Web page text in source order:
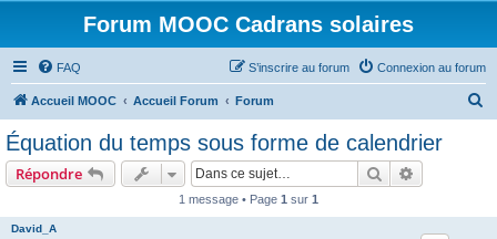
Forum MOOC Cadrans solaires
FAQ Connexion au forum
S’inscrire au forum
Accueil MOOC Accueil Forum Forum
Équation du temps sous forme de calendrier
Répondre Rechercher
1 message • Page 1 sur 1
David_A